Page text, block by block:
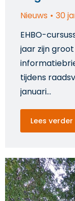
Nieuws
30
EHBO-
jaar zijn
tijdens
januari…
Lees verder